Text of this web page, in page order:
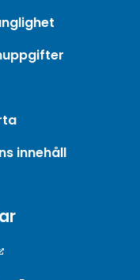
innehåll
till annan